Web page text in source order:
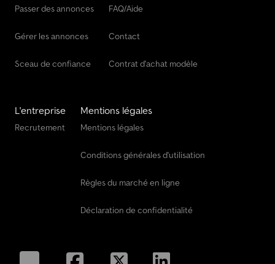
Passer des annonces
Gérer les annonces
Sceau de confiance
FAQ/Aide
Contact
Contrat d'achat modèle
L'entreprise
Recrutement
Mentions légales
Mentions légales
Conditions générales d'utilisation
Règles du marché en ligne
Déclaration de confidentialité